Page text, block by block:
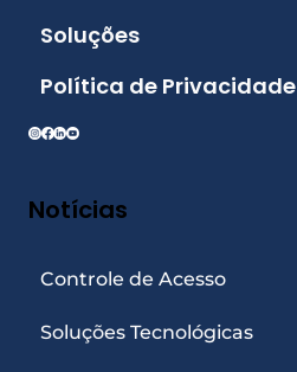
Soluções
Política de Privacidade
Notícias
Controle de Acesso
Soluções Tecnológicas